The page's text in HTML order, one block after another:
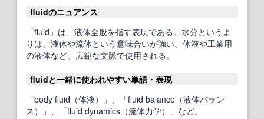
fluidのニュアンス
「fluid」は、液体全般を指す表現である。水分というよ
りは、液体や流体という意味合いが強い。体液や工業用
の液体など、広範な文脈で使用される。
fluidと一緒に使われやすい単語・表現
「body fluid（体液）」、「fluid balance（液体バラン
ス）」、「fluid dynamics（流体力学）」など。